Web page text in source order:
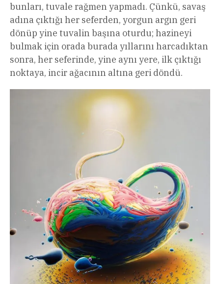
bunları, tuvale rağmen yapmadı. Çünkü, savaş
adına çıktığı her seferden, yorgun argın geri
dönüp yine tuvalin başına oturdu; hazineyi
bulmak için orada burada yıllarını harcadıktan
sonra, her seferinde, yine aynı yere, ilk çıktığı
noktaya, incir ağacının altına geri döndü.